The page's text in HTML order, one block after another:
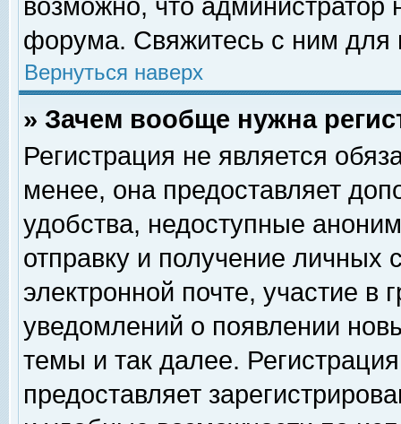
возможно, что
форума. Свяжитесь с ним для
Вернуться наверх
» Зачем вообще нужна
Регистрация не является
менее, она предоставляет
удобства, недоступные
отправку и получение личных
электронной почте, участие в
уведомлений о появлении
темы и так далее.
предоставляет